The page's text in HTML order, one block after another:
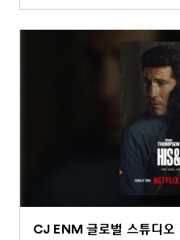
CJ ENM 글로벌 스튜디오